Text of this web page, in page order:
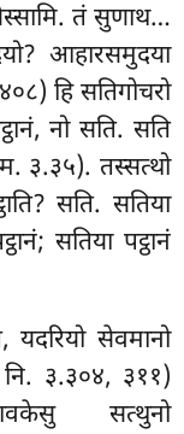
तं सुणाथ…
आहारसमुदया
हि सतिगोचरो
नो सति. सति
३.३५). तस्सत्थो
सति. सतिया
सतिया पट्ठानं
यदरियो सेवमानो
३.३०४, ३११)
सत्थुनो